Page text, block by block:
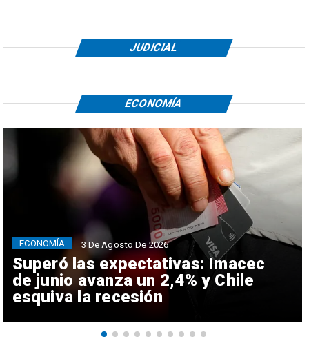
JUDICIAL
Superó las expectativas: Imacec
de junio avanza un 2,4% y Chile
esquiva la recesión
ECONOMÍA 3 De Agosto De 2026
ECONOMÍA